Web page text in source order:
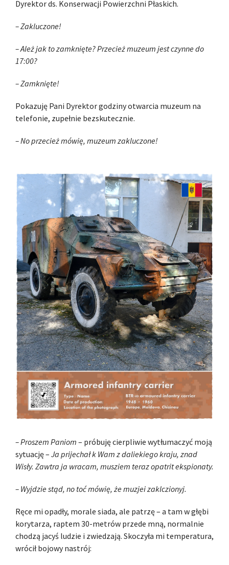
Dyrektor ds. Konserwacji Powierzchni Płaskich.
– Zakluczone!
– Ależ jak to zamknięte? Przecież muzeum jest czynne do
17:00?
– Zamknięte!
Pokazuję Pani Dyrektor godziny otwarcia muzeum na
telefonie, zupełnie bezskutecznie.
– No przecież mówię, muzeum zakluczone!
– Proszem Paniom – próbuję cierpliwie wytłumaczyć moją
sytuację – Ja prijechał k Wam z daliekiego kraju, znad
Wisły. Zawtra ja wracam, musziem teraz opatrit ekspionaty.
– Wyjdzie stąd, no toć mówię, że muzjei zaklczionyj.
Ręce mi opadły, morale siada, ale patrzę – a tam w głębi
korytarza, raptem 30-metrów przede mną, normalnie
chodzą jacyś ludzie i zwiedzają. Skoczyła mi temperatura,
wrócił bojowy nastrój: